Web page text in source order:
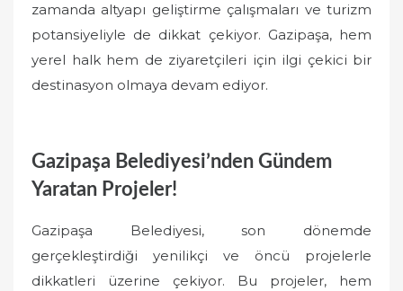
zamanda altyapı geliştirme çalışmaları ve turizm
potansiyeliyle de dikkat çekiyor. Gazipaşa, hem
yerel halk hem de ziyaretçileri için ilgi çekici bir
destinasyon olmaya devam ediyor.
Gazipaşa Belediyesi’nden Gündem
Yaratan Projeler!
Gazipaşa Belediyesi, son dönemde
gerçekleştirdiği yenilikçi ve öncü projelerle
dikkatleri üzerine çekiyor. Bu projeler, hem